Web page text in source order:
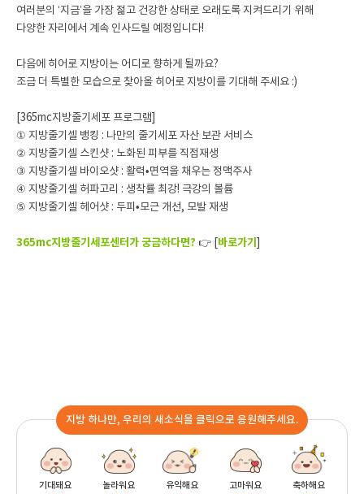
여러분의 ‘지금’을 가장 젊고 건강한 상태로 오래도록 지켜드리기 위해
다양한 자리에서 계속 인사드릴 예정입니다!
다음에 히어로 지방이는 어디로 향하게 될까요?
조금 더 특별한 모습으로 찾아올 히어로 지방이를 기대해 주세요 :)
[365mc지방줄기세포 프로그램]
① 지방줄기셀 뱅킹 : 나만의 줄기세포 자산 보관 서비스
② 지방줄기셀 스킨샷 : 노화된 피부를 직접재생
③ 지방줄기셀 바이오샷 : 활력•면역을 채우는 정맥주사
④ 지방줄기셀 허파고리 : 생착률 최강! 극강의 볼륨
⑤ 지방줄기셀 헤어샷 : 두피•모근 개선, 모발 재생
365mc지방줄기세포센터가 궁금하다면? 👉 [ 바로가기
지방 하나만, 우리의 새소식을 클릭으로 응원해주세요.
기대돼요 놀라워요 유익해요 고마워요 축하해요